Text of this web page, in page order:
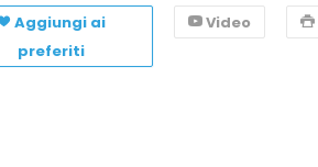
Aggiungi ai
preferiti
Video